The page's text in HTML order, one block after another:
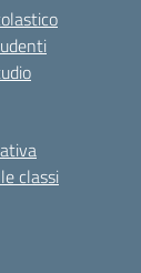
classi